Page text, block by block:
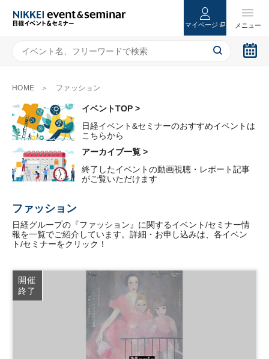
マイページ
HOME ファッション
イベントTOP >
日経イベント&セミナーのおすすめイベントは
こちらから
アーカイブ一覧 >
終了したイベントの動画視聴・レポート記事
がご覧いただけます
ファッション
日経グループの『ファッション』に関するイベント/セミナー情
報を一覧でご紹介しています。詳細・お申し込みは、各イベン
ト/セミナーをクリック！
開催
終了